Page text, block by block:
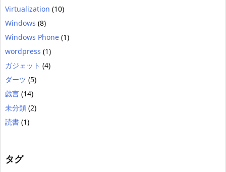
Virtualization (10)
Windows (8)
Windows Phone (1)
wordpress (1)
ガジェット (4)
ダーツ (5)
戯言 (14)
未分類 (2)
読書 (1)
タグ